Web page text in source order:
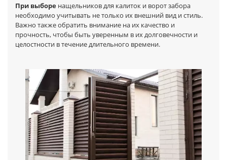
При выборе нащельников для калиток и ворот забора
необходимо учитывать не только их внешний вид и стиль.
Важно также обратить внимание на их качество и
прочность, чтобы быть уверенным в их долговечности и
целостности в течение длительного времени.